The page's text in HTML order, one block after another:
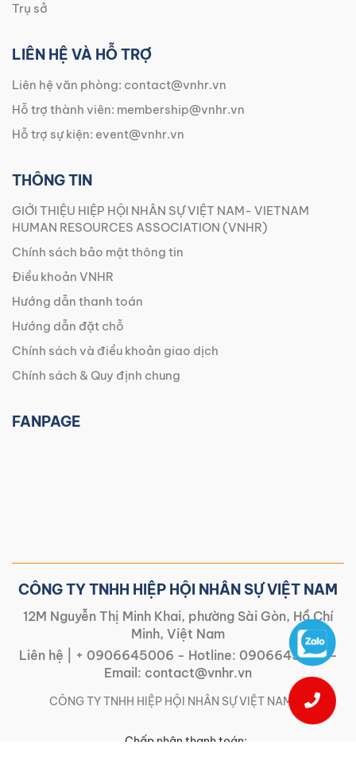
Trụ sở
LIÊN HỆ VÀ HỖ TRỢ
Liên hệ văn phòng: contact@vnhr.vn
Hỗ trợ thành viên: membership@vnhr.vn
Hỗ trợ sự kiện: event@vnhr.vn
THÔNG TIN
GIỚI THIỆU HIỆP HỘI NHÂN SỰ VIỆT NAM- VIETNAM
HUMAN RESOURCES ASSOCIATION (VNHR)
Chính sách bảo mật thông tin
Điều khoản VNHR
Hướng dẫn thanh toán
Hướng dẫn đặt chỗ
Chính sách và điều khoản giao dịch
Chính sách & Quy định chung
FANPAGE
CÔNG TY TNHH HIỆP HỘI NHÂN SỰ VIỆT NAM
12M Nguyễn Thị Minh Khai, phường Sài Gòn, Hồ Chí
Minh, Việt Nam
Liên hệ |
+ 0906645006 - Hotline: 0906645006-
Email: contact@vnhr.vn
CÔNG TY TNHH HIỆP HỘI NHÂN SỰ VIỆT NAM | |
Chấp nhận thanh toán: